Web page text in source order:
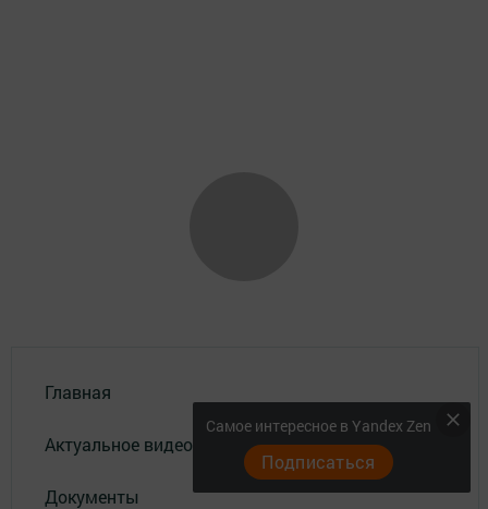
Главная
Актуальное видео
Документы
Самое интересное в Yandex Zen
Подписаться